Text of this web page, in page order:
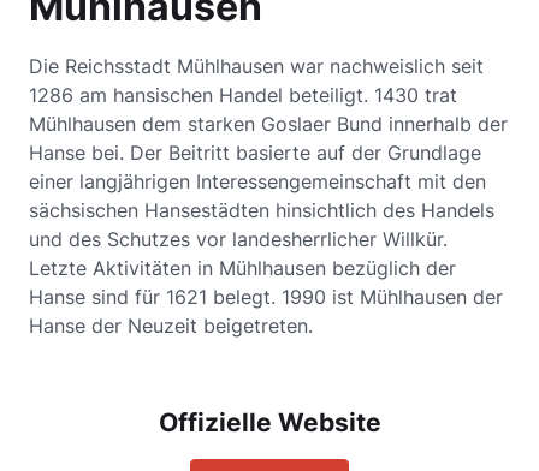
Die Reichsstadt Mühlhausen war nachweislich seit
1286 am hansischen Handel beteiligt. 1430 trat
Mühlhausen dem starken Goslaer Bund innerhalb der
Hanse bei. Der Beitritt basierte auf der Grundlage
einer langjährigen Interessengemeinschaft mit den
sächsischen Hansestädten hinsichtlich des Handels
und des Schutzes vor landesherrlicher Willkür.
Letzte Aktivitäten in Mühlhausen bezüglich der
Hanse sind für 1621 belegt. 1990 ist Mühlhausen der
Hanse der Neuzeit beigetreten.
Offizielle Website